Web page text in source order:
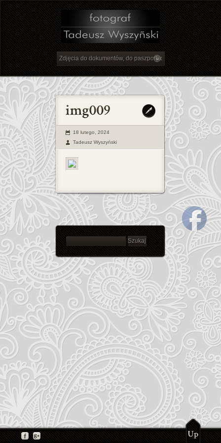
18 lutego, 2024
Tadeusz Wyszyński